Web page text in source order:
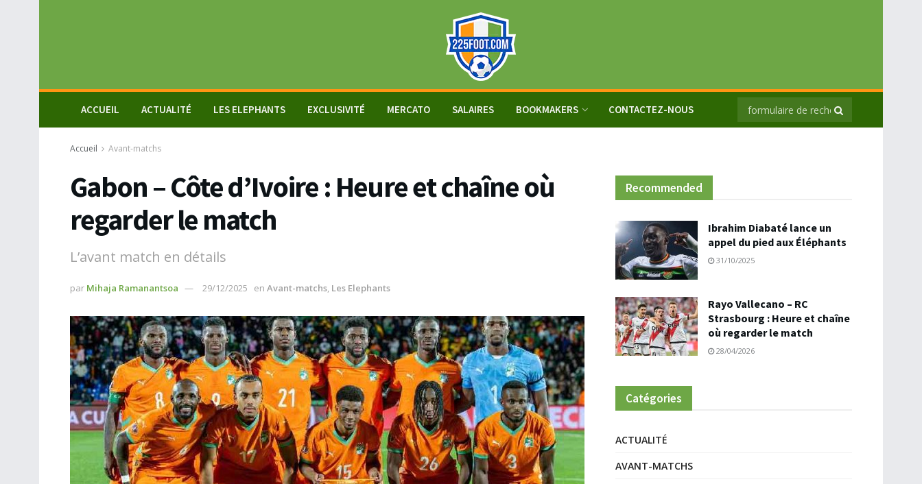
ACCUEIL ACTUALITÉ LES ELEPHANTS EXCLUSIVITÉ MERCATO SALAIRES BOOKMAKERS CONTACTEZ-NOUS
Accueil Avant-matchs
Gabon – Côte d’Ivoire : Heure et chaîne où
regarder le match
L’avant match en détails
par Mihaja Ramanantsoa 29/12/2025 en Avant-matchs, Les Elephants
Recommended
Ibrahim Diabaté lance un
appel du pied aux Éléphants
31/10/2025
Rayo Vallecano – RC
Strasbourg : Heure et chaîne
où regarder le match
28/04/2026
Catégories
ACTUALITÉ
AVANT-MATCHS